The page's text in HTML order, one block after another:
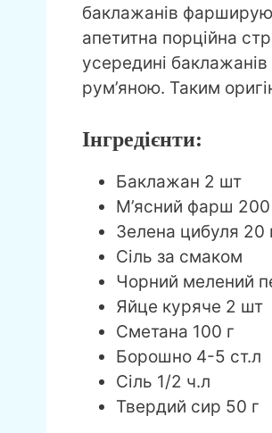
баклажанів
апетитна порційна
усередині
рум’яною. Таким
Інгредієнти:
Баклажан 2 шт
М’ясний фарш 200
Зелена цибуля 20
Сіль за смаком
Чорний мелений
Яйце куряче 2 шт
Сметана 100 г
Борошно 4-5 ст.л
Сіль 1/2 ч.л
Твердий сир 50 г